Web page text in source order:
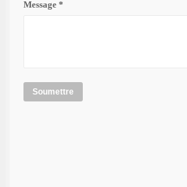
Message *
Soumettre